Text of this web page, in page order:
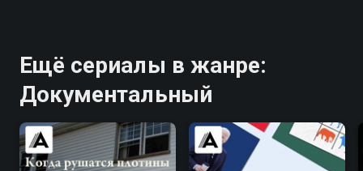
Ещё сериалы в жанре:
Документальный